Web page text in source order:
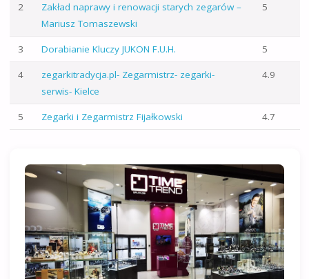
2
Zakład naprawy i renowacji starych zegarów –
Mariusz Tomaszewski
5
3 Dorabianie Kluczy JUKON F.U.H. 5
4
zegarkitradycja.pl- Zegarmistrz- zegarki-
serwis- Kielce
4.9
5 Zegarki i Zegarmistrz Fijałkowski 4.7